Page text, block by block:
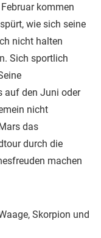
kommen
wie sich seine
nicht halten
Sich sportlich
auf den Juni oder
nicht
das
durch die
machen
Skorpion und